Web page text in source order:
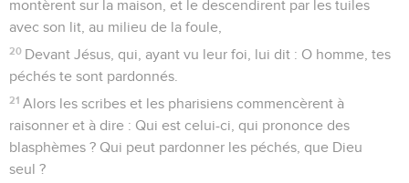
montèrent sur la maison, et le descendirent par les tuiles
avec son lit, au milieu de la foule,
20 Devant Jésus, qui, ayant vu leur foi, lui dit : O homme, tes
péchés te sont pardonnés.
21 Alors les scribes et les pharisiens commencèrent à
raisonner et à dire : Qui est celui-ci, qui prononce des
blasphèmes ? Qui peut pardonner les péchés, que Dieu
seul ?